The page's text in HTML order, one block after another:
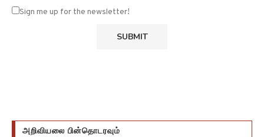
அறிவியலை பின்தொடரவும்